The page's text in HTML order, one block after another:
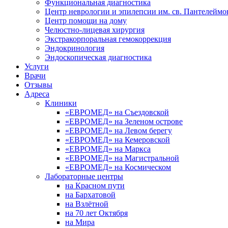
Функциональная диагностика
Центр неврологии и эпилепсии им. св.
Центр помощи на дому
Челюстно-лицевая хирургия
Экстракорпоральная гемокоррекция
Эндокринология
Эндоскопическая диагностика
Услуги
Врачи
Отзывы
Адреса
Клиники
«ЕВРОМЕД» на Съездовской
«ЕВРОМЕД» на Зеленом острове
«ЕВРОМЕД» на Левом берегу
«ЕВРОМЕД» на Кемеровской
«ЕВРОМЕД» на Маркса
«ЕВРОМЕД» на Магистральной
«ЕВРОМЕД» на Космическом
Лабораторные центры
на Красном пути
на Бархатовой
на Взлётной
на 70 лет Октября
на Мира